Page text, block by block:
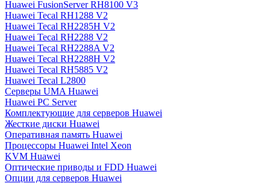
Huawei FusionServer RH8100 V3
Huawei Tecal RH1288 V2
Huawei Tecal RH2285H V2
Huawei Tecal RH2288 V2
Huawei Tecal RH2288A V2
Huawei Tecal RH2288H V2
Huawei Tecal RH5885 V2
Huawei Tecal L2800
Серверы UMA Huawei
Huawei PC Server
Комплектующие для серверов Huawei
Жесткие диски Huawei
Оперативная память Huawei
Процессоры Huawei Intel Xeon
KVM Huawei
Оптические приводы и FDD Huawei
Опции для серверов Huawei